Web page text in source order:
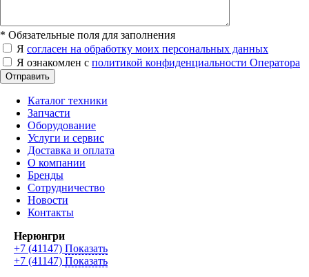
* Обязательные поля для заполнения
Я согласен на обработку моих персональных данных
Я ознакомлен с политикой конфиденциальности Оператора
Отправить
Каталог техники
Запчасти
Оборудование
Услуги и сервис
Доставка и оплата
О компании
Бренды
Сотрудничество
Новости
Контакты
Нерюнгри
+7 (41147) Показать
+7 (41147) Показать